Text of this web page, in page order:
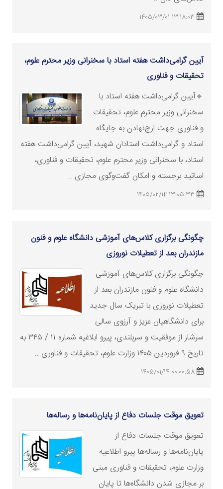
13:18:03 1405/03/01
آیین گرامی‌داشت هفته استاد با سخنرانی وزیر محترم علوم،
تحقیقات و فناوری
🔸آیین گرامی‌داشت هفته استاد با
سخنرانی وزیر محترم علوم، تحقیقات
و فناوری جهت ارج‌نهادن به جایگاه
استاد و گرامی‌داشت استادان شهید، آیین گرامی‌داشت هفته
استاد، با سخنرانی وزیر محترم علوم، تحقیقات و فناوری،
اساتید برجسته و امکان گفت‌وگوی مجازی ..
13:05:33 1405/02/14
چگونگی برگزاری کلاس‌های آموزشی دانشگاه علوم و فنون
مازندران بعد از تعطیلات نوروزی
چگونگی برگزاری کلاس‌های آموزشی
دانشگاه علوم و فنون مازندران بعد از
تعطیلات نوروزی با تبریک سال جدید
برای دانشگاهیان عزیز و آرزوی سالی
سرشار از موفقیت و سربلندی، پیرو ابلاغیه‌ شماره‌ ۱۱ / ۳۴۵ به
تاریخ ۹ فروردین ۱۴۰۵
وزارت علوم، تحقیقات و فناوری ..
00:00:58 1405/01/14
تعویق موقت جلسات دفاع از پایان‌نامه‌ها و رساله‌ها
تعویق موقت جلسات دفاع از
پایان‌نامه‌ها و رساله‌ها پیرو اطلاعیه
وزارت علوم، تحقیقات و فناوری مبنی
بر مجازی شدن دانشگاه‌ها تا پایان